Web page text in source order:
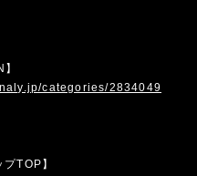
categories/2834049
TOP】